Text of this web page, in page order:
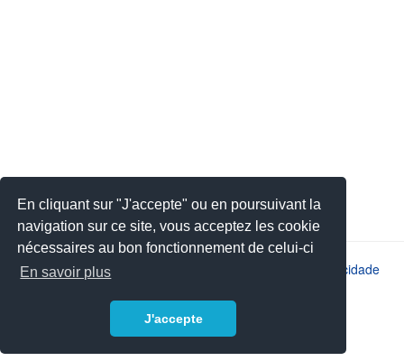
En cliquant sur "J'accepte" ou en poursuivant la
navigation sur ce site, vous acceptez les cookie
nécessaires au bon fonctionnement de celui-ci
En savoir plus
J'accepte
2026 © JSYS |Contato Política de privacidade